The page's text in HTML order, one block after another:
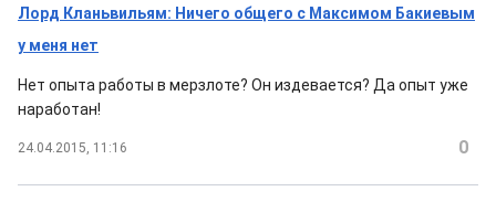
Лорд Кланьвильям: Ничего общего с Максимом Бакиевым
у меня нет
Нет опыта работы в мерзлоте? Он издевается? Да опыт уже
наработан!
24.04.2015, 11:16 0